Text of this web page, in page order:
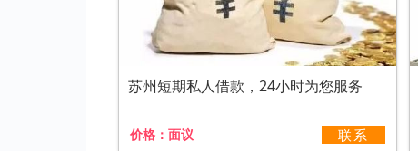
苏州短期私人借款，24小时为您服务
价格： 面议 联系